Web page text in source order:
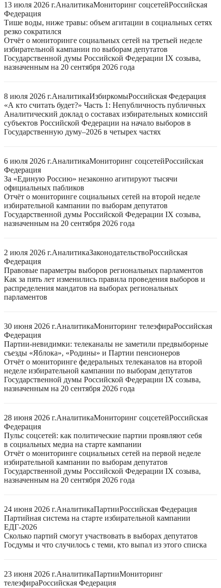
13 июля 2026 г.АналитикаМониторинг соцсетейРоссийская
Федерация
Тише воды, ниже травы: объем агитации в социальных сетях
резко сократился
Отчёт о мониторинге социальных сетей на третьей неделе
избирательной кампании по выборам депутатов
Государственной думы Российской Федерации IX созыва,
назначенным на 20 сентября 2026 года
8 июля 2026 г.АналитикаИзбиркомыРоссийская Федерация
«А кто считать будет?» Часть 1: Непубличность публичных
Аналитический доклад о составах избирательных комиссий
субъектов Российской Федерации на начало выборов в
Государственную думу–2026 в четырех частях
6 июля 2026 г.АналитикаМониторинг соцсетейРоссийская
Федерация
За «Единую Россию» незаконно агитируют тысячи
официальных пабликов
Отчёт о мониторинге социальных сетей на второй неделе
избирательной кампании по выборам депутатов
Государственной думы Российской Федерации IX созыва,
назначенным на 20 сентября 2026 года
2 июля 2026 г.АналитикаЗаконодательствоРоссийская
Федерация
Правовые параметры выборов региональных парламентов
Как за пять лет изменились правила проведения выборов и
распределения мандатов на выборах региональных
парламентов
30 июня 2026 г.АналитикаМониторинг телеэфираРоссийская
Федерация
Партии-невидимки: телеканалы не заметили предвыборные
съезды «Яблока», «Родины» и Партии пенсионеров
Отчёт о мониторинге федеральных телеканалов на второй
неделе избирательной кампании по выборам депутатов
Государственной думы Российской Федерации IX созыва,
назначенным на 20 сентября 2026 года
28 июня 2026 г.АналитикаМониторинг соцсетейРоссийская
Федерация
Пульс соцсетей: как политические партии проявляют себя
в социальных медиа на старте кампании
Отчёт о мониторинге социальных сетей на первой неделе
избирательной кампании по выборам депутатов
Государственной думы Российской Федерации IX созыва,
назначенным на 20 сентября 2026 года
24 июня 2026 г.АналитикаПартииРоссийская Федерация
Партийная система на старте избирательной кампании
ЕДГ-2026
Сколько партий смогут участвовать в выборах депутатов
Госдумы и что случилось с теми, кто выпал из этого списка
23 июня 2026 г.АналитикаПартииМониторинг
телеэфираРоссийская Федерация